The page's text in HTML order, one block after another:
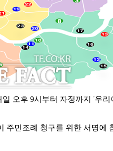
오후 9시부터 자정까지 '우리
주민조례 청구를 위한 서명